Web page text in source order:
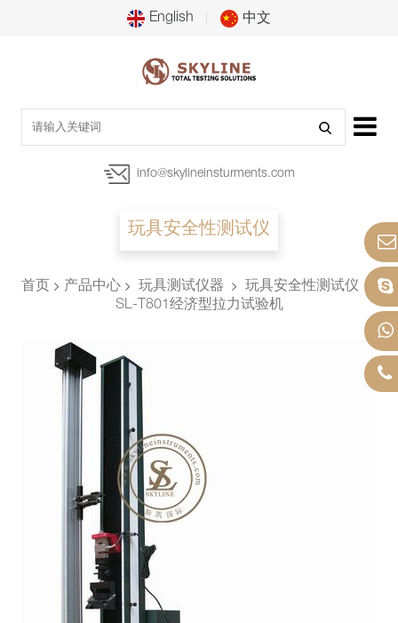
English 中文
info@skylineinsturments.com
玩具安全性测试仪
首页 产品中心 玩具测试仪器
玩具安全性测试仪
SL-T801经济型拉力试验机